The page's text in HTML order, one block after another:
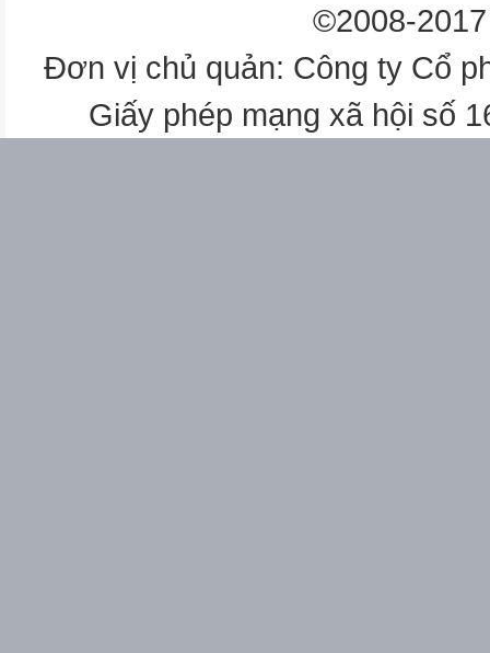
©2008-
Đơn vị chủ quản: Công ty Cổ
Giấy phép mạng xã hội số